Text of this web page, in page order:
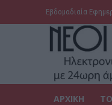
Εβδομαδιαία
ΑΡΧΙΚΗ